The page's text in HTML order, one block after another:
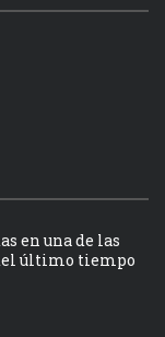
en una de las
último tiempo